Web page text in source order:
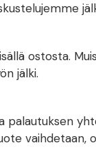
ostosta.
jälki.
palautuksen
vaihdetaan,